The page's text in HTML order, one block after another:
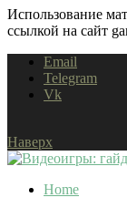
Использование
ссылкой на сайт
Email
Telegram
Vk
Наверх
Home